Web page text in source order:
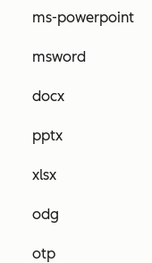
ms-powerpoint
msword
docx
pptx
xlsx
odg
otp